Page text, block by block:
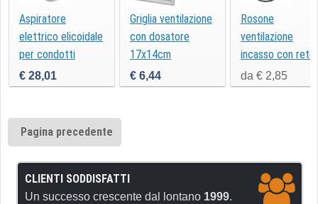
Aspiratore
elettrico elicoidale
per condotti
AA100T
€ 28,01
Griglia ventilazione
con dosatore
17x14cm
€ 6,44
Rosone
ventilazione
incasso con rete
da € 2,85
Pagina precedente
CLIENTI SODDISFATTI
Un successo crescente dal lontano 1999.